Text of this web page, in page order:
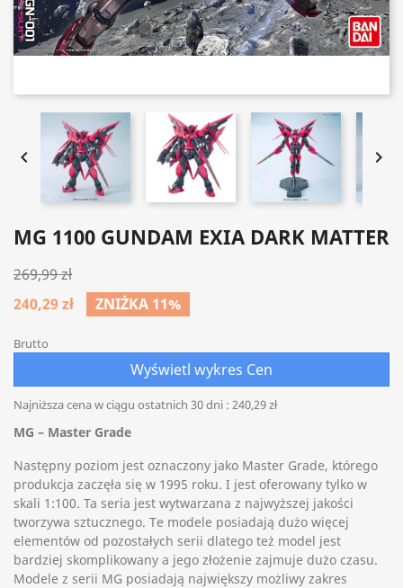
 
MG 1100 GUNDAM EXIA DARK MATTER
269,99 zł
240,29 zł
ZNIŻKA 11%
Brutto
Wyświetl wykres Cen
Najniższa cena w ciągu ostatnich 30 dni : 240,29 zł
MG – Master Grade
Następny poziom jest oznaczony jako Master Grade, którego
produkcja zaczęła się w 1995 roku. I jest oferowany tylko w
skali 1:100. Ta seria jest wytwarzana z najwyższej jakości
tworzywa sztucznego. Te modele posiadają dużo więcej
elementów od pozostałych serii dlatego też model jest
bardziej skomplikowany a jego złożenie zajmuje dużo czasu.
Modele z serii MG posiadają największy możliwy zakres